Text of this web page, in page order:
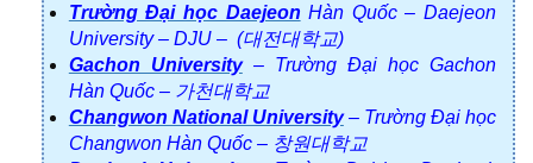
Trường Đại học Daejeon Hàn Quốc – Daejeon
University – DJU – (대전대학교)
Gachon University– Trường Đại học Gachon
Hàn Quốc – 가천대학교
Changwon National University– Trường Đại học
Changwon Hàn Quốc – 창원대학교